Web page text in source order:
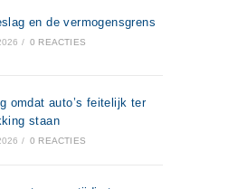
en de vermogensgrens
/ 0 REACTIES
omdat auto’s feitelijk ter
staan
/ 0 REACTIES